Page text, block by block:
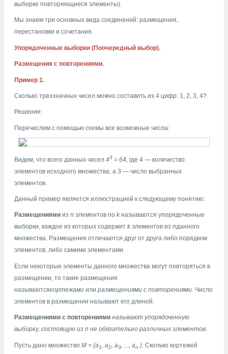
выборке повторяющиеся элементы).
Мы знаем три основных вида соединений: размещения,
перестановки и сочетания.
Упорядоченные выборки (Поочередный выбор).
Размещения с повторениями.
Пример 1.
Сколько трехзначных чисел можно составить из 4 цифр: 1, 2, 3, 4?
Решение:
Перечислим с помощью схемы все возможные числа:
Видим, что всего данных чисел 43 = 64 , где 4 — количество
элементов исходного множества, а 3 — число выбранных
элементов.
Данный пример является иллюстрацией к следующему понятию:
Размещениями из n элементов по k называются упорядоченные
выборки, каждое из которых содержит k элементов из nданного
множества. Размещения отличаются друг от друга либо порядком
элементов, либо самими элементами.
Если некоторые элементы данного множества могут повторяться в
размещении, то такие размещения
называютсякортежами или размещениями с повторениями. Число
элементов в размещении называют его длиной.
Размещениями с повторениями называют упорядоченную
выборку, состоящую из n не обязательно различных элементов.
Пусть дано множество M = {a1 , а2 , а3 , ..., аn } . Сколько кортежей